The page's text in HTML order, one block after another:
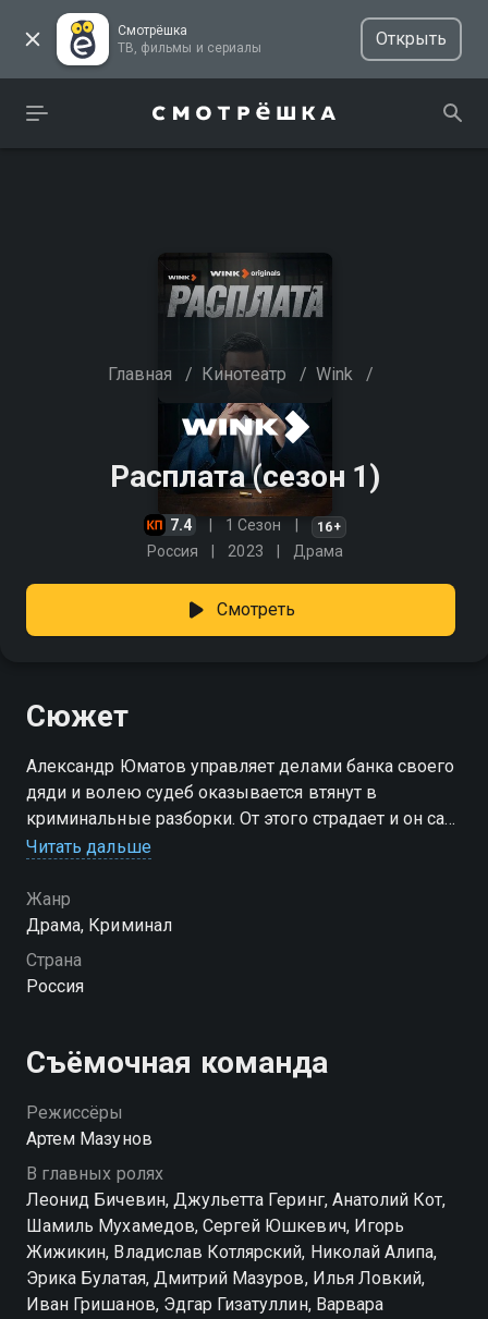
Смотрёшка
ТВ, фильмы и сериалы
Открыть
Главная / Кинотеатр / Wink /
Расплата (сезон 1)
7.4 1 Сезон 16+
Россия 2023 Драма
Смотреть
Сюжет
Александр Юматов управляет делами банка своего
дяди и волею судеб оказывается втянут в
криминальные разборки. От этого страдает и он сам,
и близкие ему люди.
Посмотреть онлайн 1 сезон сериала Расплата вы
можете совершенно бесплатно в хорошем HD
качестве на Смотрёшке
Читать дальше
Жанр
Драма, Криминал
Страна
Россия
Съёмочная команда
Режиссёры
Артем Мазунов
В главных ролях
Леонид Бичевин, Джульетта Геринг, Анатолий Кот,
Шамиль Мухамедов, Сергей Юшкевич, Игорь
Жижикин, Владислав Котлярский, Николай Алипа,
Эрика Булатая, Дмитрий Мазуров, Илья Ловкий,
Иван Гришанов, Эдгар Гизатуллин, Варвара